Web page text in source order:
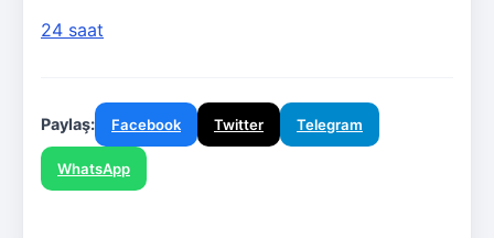
24 saat
Paylaş: Facebook Twitter Telegram
WhatsApp